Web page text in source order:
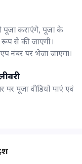
पूजा कराएंगे, पूजा के
रूप से की जाएगी।
नंबर पर भेजा जाएगा।
पूजा वीडियो पाएं एवं